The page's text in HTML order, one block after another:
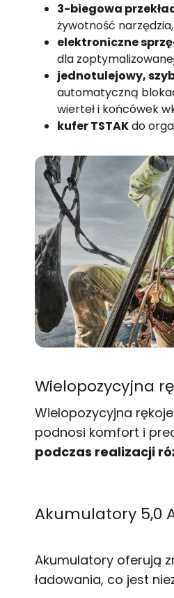
3-biegowa
żywotność narzędzia,
elektroniczne
dla
jednotulejowy,
automatyczną
wierteł i końcówek
kufer TSTAKdo
Wielopozycyjna
Wielopozycyjna
podnosi komfort i
podczas realizacji
Akumulatory 5,0
Akumulatory oferują
ładowania, co jest